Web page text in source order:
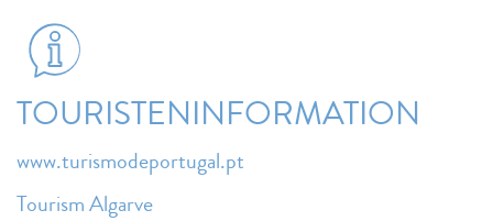
TOURISTENINFORMATION
www.turismodeportugal.pt
Tourism Algarve